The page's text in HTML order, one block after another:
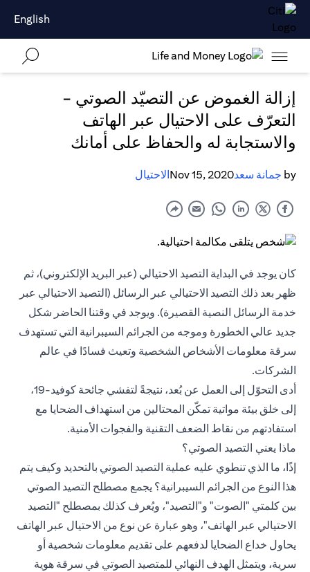
English
إزالة الغموض عن التصيّد الصوتي -
التعرّف على الاحتيال عبر الهاتف
والاستجابة له والحفاظ على أمانك
by جمانة سعدNov 15, 2020الاحتيال
كان يوجد في البداية التصيد الاحتيالي (عبر البريد الإلكتروني)، ثم
ظهر بعد ذلك التصيد الاحتيالي عبر الرسائل (التصيد الاحتيالي عبر
خدمة الرسائل النصية القصيرة). ويوجد في وقتنا الحاضر شكل
جديد عالي الخطورة وموجه من الجرائم السيبرانية التي تستهدف
سرقة معلومات الأشخاص الشخصية وتعيث فسادًا في عالم
الشركات.
أدى التحوّل إلى العمل عن بُعد، نتيجةً لتفشي جائحة كوفيد-19،
إلى خلق بيئة مواتية تمكّن المحتالين من استهداف الضحايا مع
استفادتهم من نقاط الضعف التقنية والفجوات الأمنية.
ماذا يعني التصيد الصوتي؟
إذًا، ما الذي تنطوي عليه عملية التصيد الصوتي بالتحديد وكيف يتم
هذا النوع من الجرائم السيبرانية؟ يجمع مصطلح التصيد الصوتي
بين كلمتي "الصوت" و"التصيد"، ويُعرف كذلك بمصطلح "التصيد
الاحتيالي عبر الهاتف"، وهو عبارة عن نوع من الاحتيال عبر الهاتف
يحاول خداع الضحايا لدفعهم على تقديم معلومات شخصية أو
سرية، ويتمثل الهدف النهائي للمتصيد الصوتي في سرقة هوية